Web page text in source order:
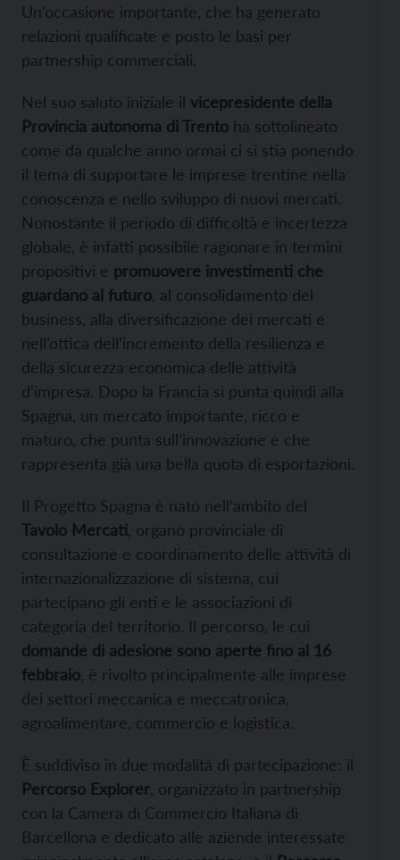
Un’occasione importante, che ha generato
relazioni qualificate e posto le basi per
partnership commerciali.
Nel suo saluto iniziale il vicepresidente della
Provincia autonoma di Trento ha sottolineato
come da qualche anno ormai ci si stia ponendo
il tema di supportare le imprese trentine nella
conoscenza e nello sviluppo di nuovi mercati.
Nonostante il periodo di difficoltà e incertezza
globale, è infatti possibile ragionare in termini
propositivi e promuovere investimenti che
guardano al futuro , al consolidamento del
business, alla diversificazione dei mercati e
nell’ottica dell’incremento della resilienza e
della sicurezza economica delle attività
d’impresa. Dopo la Francia si punta quindi alla
Spagna, un mercato importante, ricco e
maturo, che punta sull’innovazione e che
rappresenta già una bella quota di esportazioni.
Il Progetto Spagna è nato nell’ambito del
Tavolo Mercati , organo provinciale di
consultazione e coordinamento delle attività di
internazionalizzazione di sistema, cui
partecipano gli enti e le associazioni di
categoria del territorio. Il percorso, le cui
domande di adesione sono aperte fino al 16
febbraio , è rivolto principalmente alle imprese
dei settori meccanica e meccatronica,
agroalimentare, commercio e logistica.
È suddiviso in due modalità di partecipazione: il
Percorso Explorer , organizzato in partnership
con la Camera di Commercio Italiana di
Barcellona e dedicato alle aziende interessate